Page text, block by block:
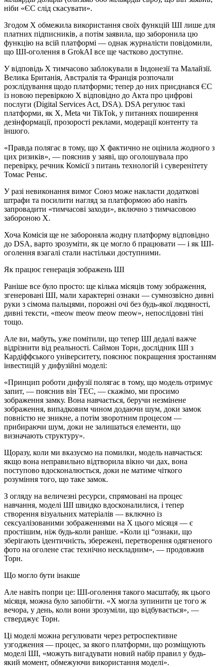
ніби «ЄС слід скасувати».
Згодом X обмежила використання своїх функцій ШІ лише для
платних підписників, а потім заявила, що заборонила цю
функцію на всій платформі — однак журналісти повідомили,
що ШІ-оголення в GrokAI все ще частково доступне.
У відповідь X тимчасово заблокували в Індонезії та Малайзії.
Велика Британія, Австралія та Франція розпочали
розслідування щодо платформи; тепер до них приєднався ЄС
із новою перевіркою X відповідно до Акта про цифрові
послуги (Digital Services Act, DSA). DSA регулює такі
платформи, як X, Meta чи TikTok, у питаннях поширення
дезінформації, прозорості реклами, модерації контенту та
іншого.
«Правда полягає в тому, що X фактично не оцінила жодного з
цих ризиків», — пояснив у заяві, що оголошувала про
перевірку, речник Комісії з питань технологій і суверенітету
Томас Реньє.
У разі невиконання вимог Союз може накласти додаткові
штрафи та посилити нагляд за платформою або навіть
запровадити «тимчасові заходи», включно з тимчасовою
забороною X.
Хоча Комісія ще не забороняла жодну платформу відповідно
до DSA, варто зрозуміти, як це могло б працювати — і як ШІ-
оголення взагалі стали настільки доступними.
Як працює генерація зображень ШІ
Раніше все було просто: ще кілька місяців тому зображення,
згенеровані ШІ, мали характерні ознаки — сумнозвісно дивні
руки з сімома пальцями, порожні очі без будь-якої людяності,
дивні тексти, «meow meow meow meow», непослідовні тіні
тощо.
Але ви, мабуть, уже помітили, що тепер ШІ дедалі важче
відрізнити від реальності. Саймон Торн, дослідник ШІ з
Кардіффського університету, пояснює покращення зростанням
інвестицій у дифузійні моделі:
«Принцип роботи дифузії полягає в тому, що модель отримує
запит, — пояснив він TEC, — скажімо, ми просимо
зображення замку. Вона навчається, беручи незмінене
зображення, випадковим чином додаючи шум, доки замок
повністю не зникне, а потім зворотним процесом —
прибираючи шум, доки не залишаться елементи, що
визначають структуру».
Щоразу, коли ми вказуємо на помилки, модель навчається:
якщо вона неправильно відтворила вікно чи дах, вона
поступово вдосконалюється, доки не матиме чіткого
розуміння того, що таке замок.
З огляду на величезні ресурси, спрямовані на процес
навчання, моделі ШІ швидко вдосконалилися, і тепер
створення візуальних матеріалів — включно із
сексуалізованими зображеннями на X цього місяця — є
простішим, ніж будь-коли раніше. «Коли ці “ознаки, що
зберігають ідентичність, збережені, перетворення одягненого
фото на оголене стає технічно нескладним», — продовжив
Торн.
Що могло бути інакше
Але навіть попри це: ШІ-оголення такого масштабу, як цього
місяця, можна було запобігти. «X могла зупинити це того ж
вечора, у день, коли вони зрозуміли, що відбувається», —
стверджує Торн.
Ці моделі можна регулювати через ретроспективне
узгодження — процес, за якого платформи, що розміщують
моделі ШІ, «можуть вигадувати новий набір правил у будь-
який момент, обмежуючи використання моделі».